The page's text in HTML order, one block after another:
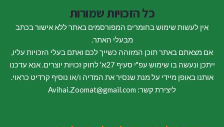
כל הזכויות שמורות
אין לעשות שימוש בחומרים המפורסמים באתר ללא אישור בכתב
מבעלי האתר.
אם מצאתם באתר תוכן המזוהה כשייך לכם ואתם בעלי הזכויות עליו,
ייתכן ונעשה בו שימוש עפ"י סעיף 27א' לחוק זכויות יוצרים. אנא עדכנו
אותנו באופן מיידי על מנת שנסיר את המדיה ו/או נוסיף קרדיט כראוי.
ליצירת קשר: Avihai.Zoomat@gmail.com